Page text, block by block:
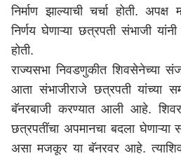
निर्माण झाल्याची चर्चा होती.
निर्णय घेणाऱ्या छत्रपती संभाजी
होती.
राज्यसभा निवडणुकीत शिवसेनेच्या
आता संभाजीराजे छत्रपती यांच्या
बॅनरबाजी करण्यात आली आहे.
छत्रपतींचा अपमानचा बदला घेणाऱ्या
असा मजकूर या बॅनरवर आहे.